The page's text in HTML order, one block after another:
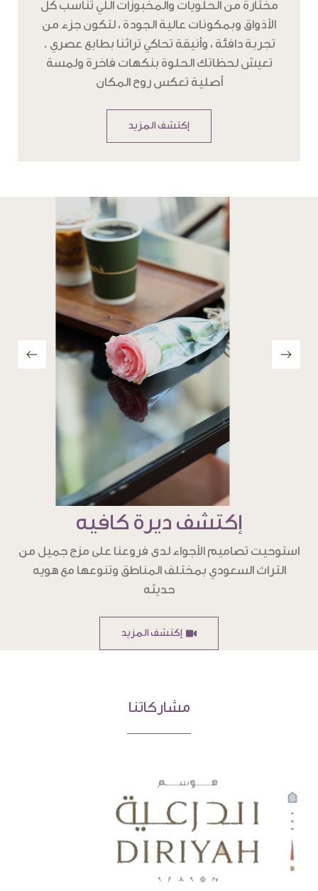
الأذواق وبمكونات عالية الجودة ، لتكون جزء من
تجربة دافئة ، وأنيقة تحاكي تراثنا بطابع عصري .
تعيش لحظاتك الحلوة بنكهات فاخرة ولمسة
أصلية تعكس روح المكان
إكتشف المزيد
إكتشف ديرة كافيه
استوحيت تصاميم الأجواء لدى فروعنا على مزج جميل من
التراث السعودي بمختلف المناطق وتنوعها مع هويه
حديثه
إكتشف المزيد
مشاركاتنا